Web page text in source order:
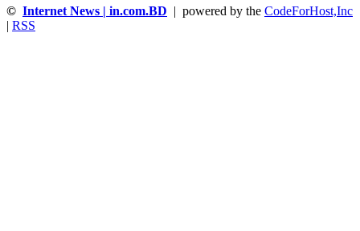
© Internet News | in.com.BD | powered by the CodeForHost,Inc
| RSS